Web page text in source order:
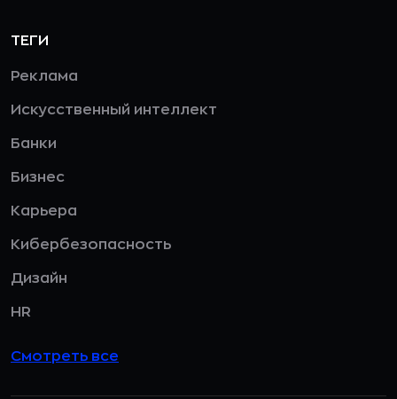
ТЕГИ
Реклама
Искусственный интеллект
Банки
Бизнес
Карьера
Кибербезопасность
Дизайн
HR
Смотреть все